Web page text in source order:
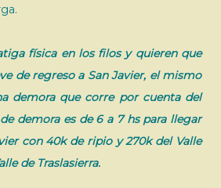
física en los filos y quieren que
de regreso a San Javier, el mismo
demora que corre por cuenta del
demora es de 6 a 7 hs para llegar
con 40k de ripio y 270k del Valle
de Traslasierra.